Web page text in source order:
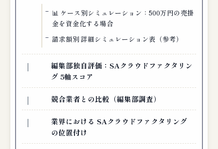
📊 ケース別シミュレーション：500万円の売掛
金を資金化する場合
請求額別 詳細シミュレーション表（参考）
編集部独自評価：SAクラウドファクタリン
グ 5軸スコア
競合業者との比較（編集部調査）
業界における SAクラウドファクタリング
の位置付け